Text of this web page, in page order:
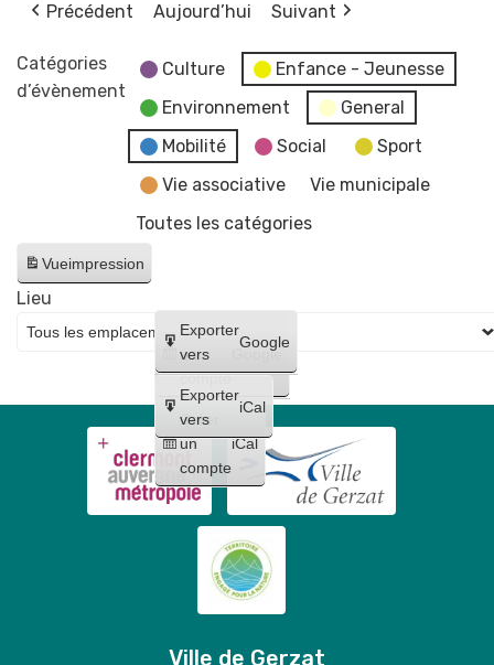
Précédent
Aujourd’hui Suivant
Catégories
d’évènement
Culture
Enfance - Jeunesse
Environnement
General
Mobilité
Social
Sport
Vie associative
Vie municipale
Toutes les catégories
Vueimpression
Créer
un
compte
Google
Créer
un
compte
iCal
Exporter
vers
Google
Exporter
vers
iCal
Lieu
Ville de Gerzat